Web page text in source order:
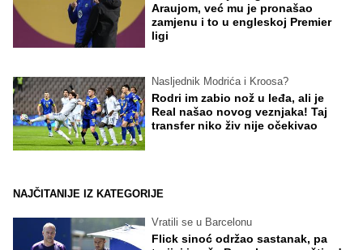
Araujom, već mu je pronašao
zamjenu i to u engleskoj Premier
ligi
Nasljednik Modrića i Kroosa?
Rodri im zabio nož u leđa, ali je
Real našao novog veznjaka! Taj
transfer niko živ nije očekivao
NAJČITANIJE IZ KATEGORIJE
Vratili se u Barcelonu
Flick sinoć održao sastanak, pa